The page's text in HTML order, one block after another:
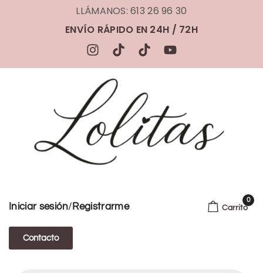
LLÁMANOS: 613 26 96 30
ENVÍO RÁPIDO EN 24H / 72H
Iniciar sesión/ Registrarme
Contacto
Carrito
0